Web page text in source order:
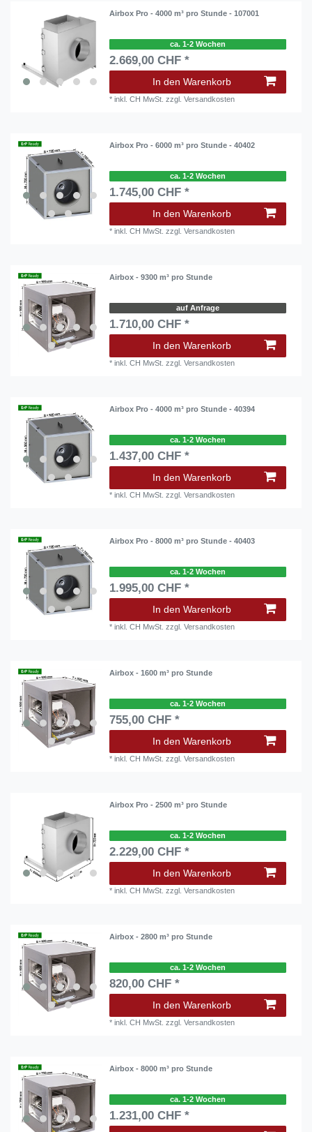
Airbox Pro - 4000 m³ pro Stunde - 107001
ca. 1-2 Wochen
2.669,00 CHF *
In den Warenkorb
*inkl. CH MwSt. zzgl.Versandkosten
Airbox Pro - 6000 m³ pro Stunde - 40402
ca. 1-2 Wochen
1.745,00 CHF *
In den Warenkorb
*inkl. CH MwSt. zzgl.Versandkosten
Airbox - 9300 m³ pro Stunde
auf Anfrage
1.710,00 CHF *
In den Warenkorb
*inkl. CH MwSt. zzgl.Versandkosten
Airbox Pro - 4000 m³ pro Stunde - 40394
ca. 1-2 Wochen
1.437,00 CHF *
In den Warenkorb
*inkl. CH MwSt. zzgl.Versandkosten
Airbox Pro - 8000 m³ pro Stunde - 40403
ca. 1-2 Wochen
1.995,00 CHF *
In den Warenkorb
*inkl. CH MwSt. zzgl.Versandkosten
Airbox - 1600 m³ pro Stunde
ca. 1-2 Wochen
755,00 CHF *
In den Warenkorb
*inkl. CH MwSt. zzgl.Versandkosten
Airbox Pro - 2500 m³ pro Stunde
ca. 1-2 Wochen
2.229,00 CHF *
In den Warenkorb
*inkl. CH MwSt. zzgl.Versandkosten
Airbox - 2800 m³ pro Stunde
ca. 1-2 Wochen
820,00 CHF *
In den Warenkorb
*inkl. CH MwSt. zzgl.Versandkosten
Airbox - 8000 m³ pro Stunde
ca. 1-2 Wochen
1.231,00 CHF *